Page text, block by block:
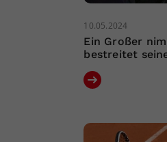
10.05.2024
Ein Großer
bestreitet